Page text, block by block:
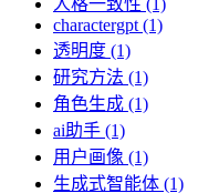
人格一致性 (1)
charactergpt (1)
透明度 (1)
研究方法 (1)
角色生成 (1)
ai助手 (1)
用户画像 (1)
生成式智能体 (1)